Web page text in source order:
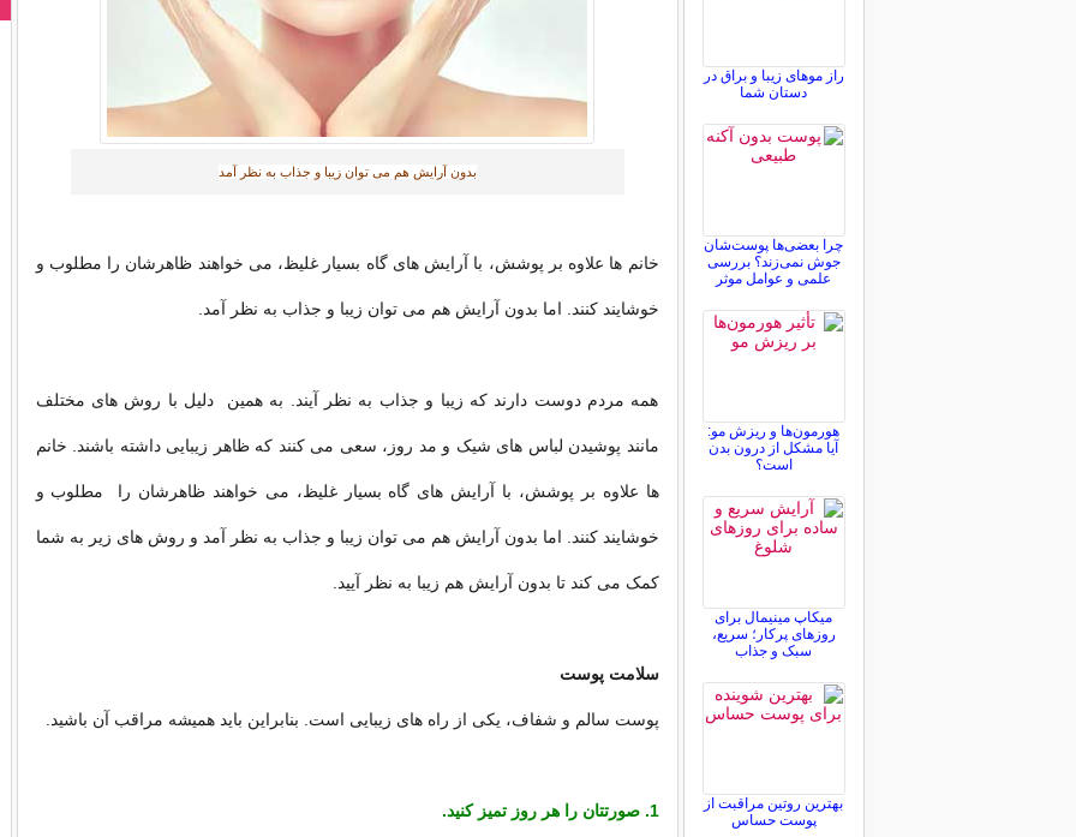
بدون آرایش هم می توان زیبا و جذاب به نظر آمد
خانم ها علاوه بر پوشش، با آرایش های گاه بسیار غلیظ، می خواهند ظاهرشان را مطلوب و
خوشایند کنند. اما بدون آرایش هم می توان زیبا و جذاب به نظر آمد.
همه مردم دوست دارند که زیبا و جذاب به نظر آیند. به همین دلیل با روش های مختلف
مانند پوشیدن لباس های شیک و مد روز، سعی می کنند که ظاهر زیبایی داشته باشند. خانم
ها علاوه بر پوشش، با آرایش های گاه بسیار غلیظ، می خواهند ظاهرشان را مطلوب و
خوشایند کنند. اما بدون آرایش هم می توان زیبا و جذاب به نظر آمد و روش های زیر به شما
کمک می کند تا بدون آرایش هم زیبا به نظر آیید.
سلامت پوست
پوست سالم و شفاف، یکی از راه های زیبایی است. بنابراین باید همیشه مراقب آن باشید.
1. صورتتان را هر روز تمیز کنید.
راز موهای زیبا و براق در
دستان شما
چرا بعضی‌ها پوست‌شان
جوش نمی‌زند؟ بررسی
علمی و عوامل موثر
هورمون‌ها و ریزش مو:
آیا مشکل از درون بدن
است؟
میکاپ مینیمال برای
روزهای پرکار؛ سریع،
سبک و جذاب
بهترین روتین مراقبت از
پوست حساس